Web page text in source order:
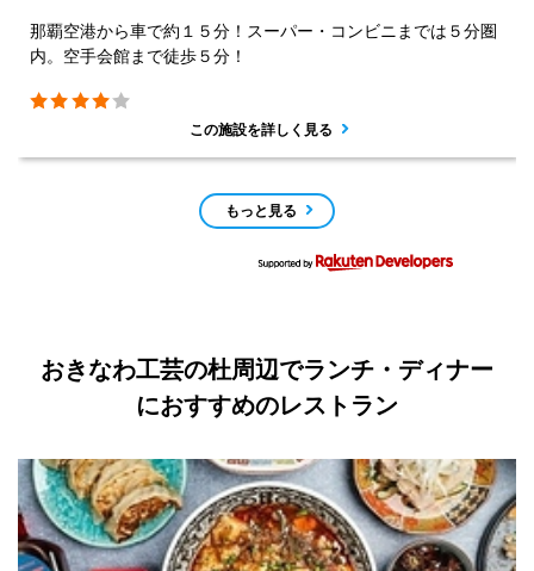
那覇空港から車で約１５分！スーパー・コンビニまでは５分圏
内。空手会館まで徒歩５分！
この施設を詳しく見る
もっと見る
おきなわ工芸の杜周辺でランチ・ディナー
におすすめのレストラン